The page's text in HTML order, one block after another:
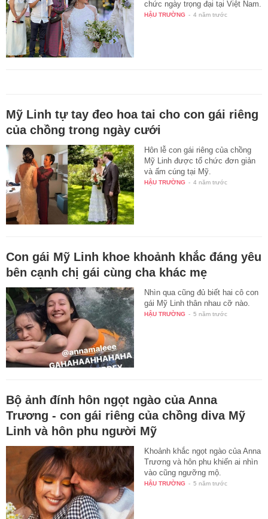
chức ngày trọng đại tại Việt Nam.
HẬU TRƯỜNG - 4 năm trước
Mỹ Linh tự tay đeo hoa tai cho con gái riêng
của chồng trong ngày cưới
Hôn lễ con gái riêng của chồng
Mỹ Linh được tổ chức đơn giản
và ấm cúng tại Mỹ.
HẬU TRƯỜNG - 4 năm trước
Con gái Mỹ Linh khoe khoảnh khắc đáng yêu
bên cạnh chị gái cùng cha khác mẹ
Nhìn qua cũng đủ biết hai cô con
gái Mỹ Linh thân nhau cỡ nào.
HẬU TRƯỜNG - 5 năm trước
Bộ ảnh đính hôn ngọt ngào của Anna
Trương - con gái riêng của chồng diva Mỹ
Linh và hôn phu người Mỹ
Khoảnh khắc ngọt ngào của Anna
Trương và hôn phu khiến ai nhìn
vào cũng ngưỡng mộ.
HẬU TRƯỜNG - 5 năm trước